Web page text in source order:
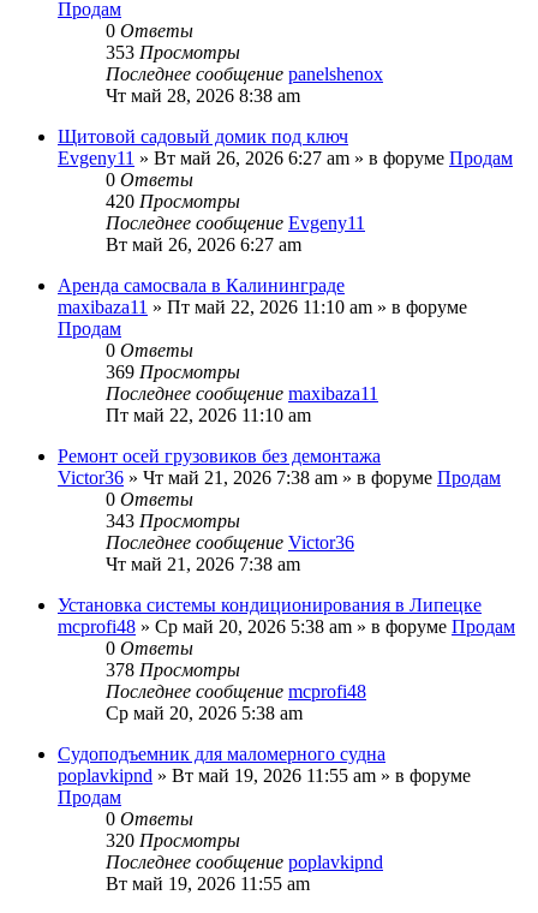
Продам
0 Ответы
353 Просмотры
Последнее сообщение panelshenox
Чт май 28, 2026 8:38 am
Щитовой садовый домик под ключ
Evgeny11 » Вт май 26, 2026 6:27 am » в форуме Продам
0 Ответы
420 Просмотры
Последнее сообщение Evgeny11
Вт май 26, 2026 6:27 am
Аренда самосвала в Калининграде
maxibaza11 » Пт май 22, 2026 11:10 am » в форуме
Продам
0 Ответы
369 Просмотры
Последнее сообщение maxibaza11
Пт май 22, 2026 11:10 am
Ремонт осей грузовиков без демонтажа
Victor36 » Чт май 21, 2026 7:38 am » в форуме Продам
0 Ответы
343 Просмотры
Последнее сообщение Victor36
Чт май 21, 2026 7:38 am
Установка системы кондиционирования в Липецке
mcprofi48 » Ср май 20, 2026 5:38 am » в форуме Продам
0 Ответы
378 Просмотры
Последнее сообщение mcprofi48
Ср май 20, 2026 5:38 am
Судоподъемник для маломерного судна
poplavkipnd » Вт май 19, 2026 11:55 am » в форуме
Продам
0 Ответы
320 Просмотры
Последнее сообщение poplavkipnd
Вт май 19, 2026 11:55 am